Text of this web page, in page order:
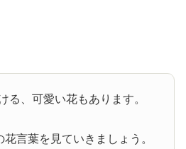
る、可愛い花もあります。
花言葉を見ていきましょう。